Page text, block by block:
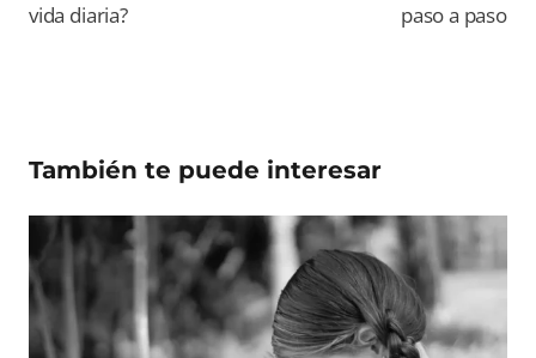
vida diaria?
paso a paso
También te puede interesar